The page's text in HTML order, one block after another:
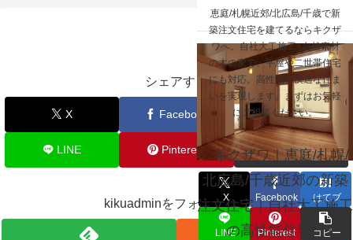
恵庭/札幌近郊/北広島/千歳で新
築注文住宅を建てるならキクザ
ワへ。自社大工施工×自然素材
の木の家で、平屋や二世帯住宅
にも対応。高性能で快適な住ま
いを実現します。まずはお気軽
にご相談ください。
キクザワ｜恵庭/札幌/
北広島/千歳近郊の新築
注文住宅｜自社大工施工
の高性能住宅
☰
北広島市 M.N様
X Facebook はてブ
LINE Pinterest コピー
シェアする
X Facebook はてブ
LINE Pinterest コピー
kikuadminをフォローする